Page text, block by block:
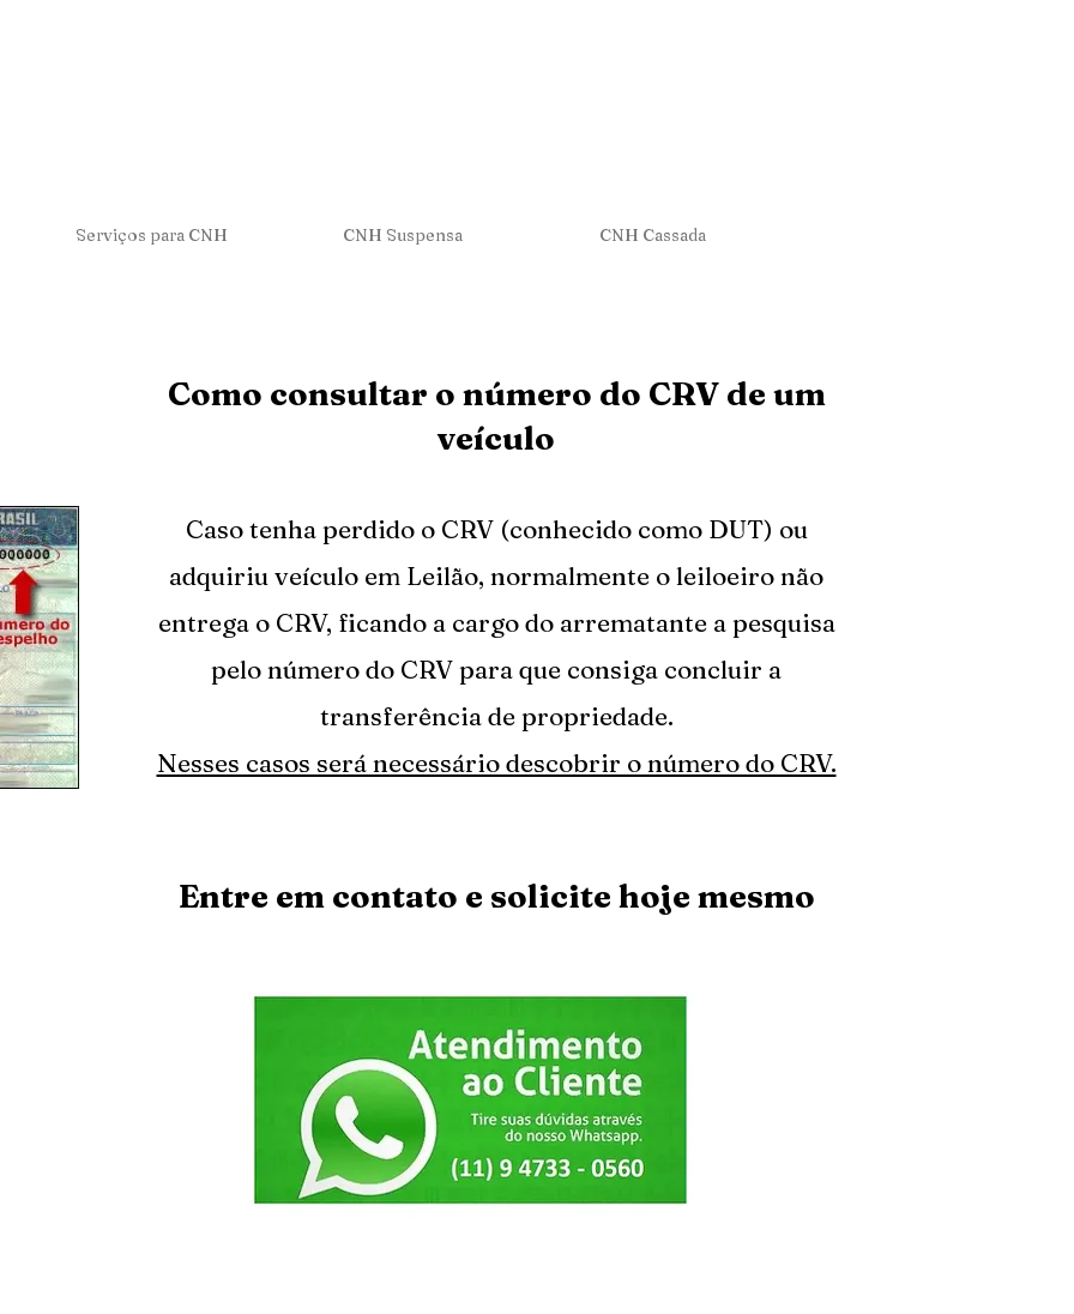
Serviços para CNH CNH Suspensa CNH Cassada
Como consultar o número do CRV de um
veículo
Caso tenha perdido o CRV (conhecido como DUT) ou
adquiriu veículo em Leilão, normalmente o leiloeiro não
entrega o CRV, ficando a cargo do arrematante a pesquisa
pelo número do CRV para que consiga concluir a
transferência de propriedade.
Nesses casos será necessário descobrir o número do CRV.
Entre em contato e solicite hoje mesmo